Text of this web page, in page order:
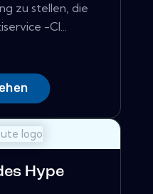
zu stellen, die
-Cl...
Hype